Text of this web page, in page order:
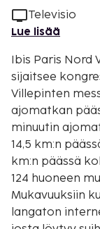
Televisio
Lue lisää
Ibis Paris Nord
sijaitsee
Villepinten
ajomatkan
minuutin ajomatkan
14,5 km:n
km:n päässä
124 huoneen
Mukavuuksiin
langaton